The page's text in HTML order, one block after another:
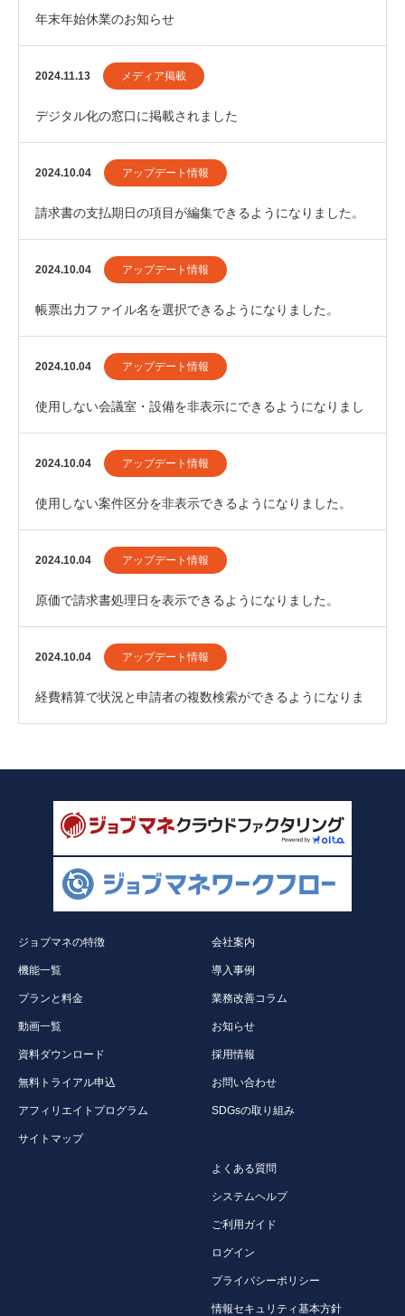
年末年始休業のお知らせ
2024.11.13 メディア掲載
デジタル化の窓口に掲載されました
2024.10.04 アップデート情報
請求書の支払期日の項目が編集できるようになりました。
2024.10.04 アップデート情報
帳票出力ファイル名を選択できるようになりました。
2024.10.04 アップデート情報
使用しない会議室・設備を非表示にできるようになりまし
た。
2024.10.04 アップデート情報
使用しない案件区分を非表示できるようになりました。
2024.10.04 アップデート情報
原価で請求書処理日を表示できるようになりました。
2024.10.04 アップデート情報
経費精算で状況と申請者の複数検索ができるようになりま
ジョブマネの特徴
機能一覧
プランと料金
動画一覧
資料ダウンロード
無料トライアル申込
アフィリエイトプログラム
サイトマップ
会社案内
導入事例
業務改善コラム
お知らせ
採用情報
お問い合わせ
SDGsの取り組み
よくある質問
システムヘルプ
ご利用ガイド
ログイン
プライバシーポリシー
情報セキュリティ基本方針